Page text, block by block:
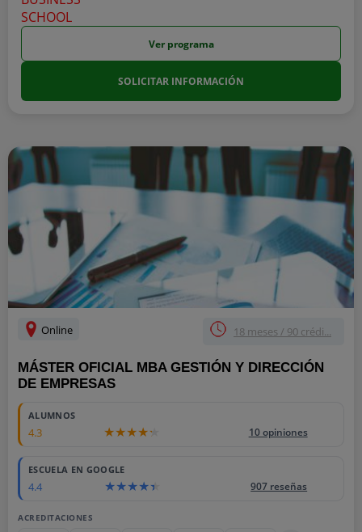
Ver programa
SOLICITAR INFORMACIÓN
Online 18 meses / 90 crédi...
MÁSTER OFICIAL MBA GESTIÓN Y DIRECCIÓN
DE EMPRESAS
ALUMNOS
4.3 10 opiniones
ESCUELA EN GOOGLE
4.4 907 reseñas
ACREDITACIONES